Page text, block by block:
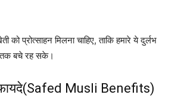
को प्रोत्साहन मिलना चाहिए, ताकि हमारे ये दुर्लभ
बचे रह सके।
Musli Benefits)